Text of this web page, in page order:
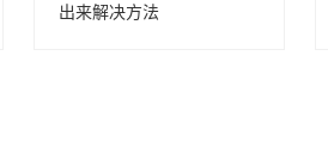
出来解决方法